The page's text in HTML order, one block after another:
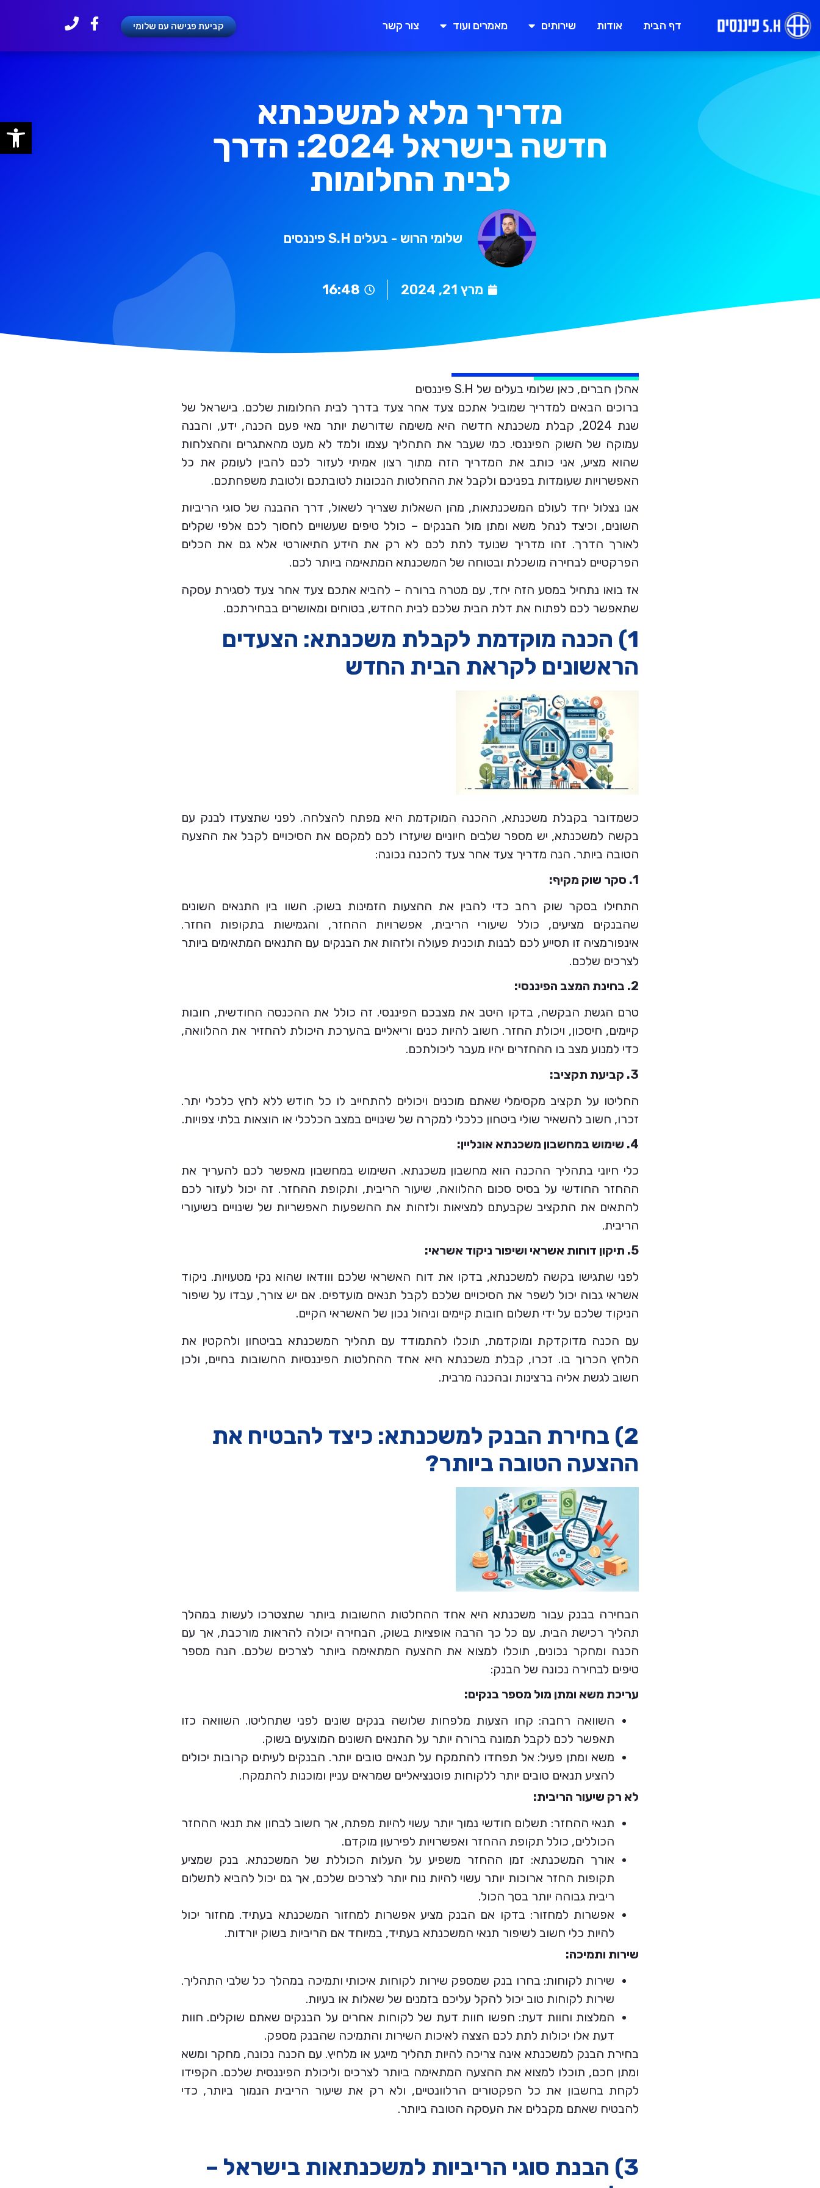
דף הבית אודות שירותים מאמרים ועוד צור קשר שלחו הודעה לשלומי דף הבית אודות שירותים מאמרים ועוד צור קשר קביעת פגישה עם שלומי
מדריך מלא למשכנתא
חדשה בישראל 2024: הדרך
לבית החלומות
שלומי הרוש - בעלים S.H פיננסים
מרץ 21, 2024 16:48
אהלן חברים, כאן שלומי בעלים של S.H פיננסים
ברוכים הבאים למדריך שמוביל אתכם צעד אחר צעד בדרך לבית החלומות שלכם. בישראל של
שנת 2024, קבלת משכנתא חדשה היא משימה שדורשת יותר מאי פעם הכנה, ידע, והבנה
עמוקה של השוק הפיננסי. כמי שעבר את התהליך עצמו ולמד לא מעט מהאתגרים וההצלחות
שהוא מציע, אני כותב את המדריך הזה מתוך רצון אמיתי לעזור לכם להבין לעומק את כל
האפשרויות שעומדות בפניכם ולקבל את ההחלטות הנכונות לטובתכם ולטובת משפחתכם.
אנו נצלול יחד לעולם המשכנתאות, מהן השאלות שצריך לשאול, דרך ההבנה של סוגי הריביות
השונים, וכיצד לנהל משא ומתן מול הבנקים – כולל טיפים שעשויים לחסוך לכם אלפי שקלים
לאורך הדרך. זהו מדריך שנועד לתת לכם לא רק את הידע התיאורטי אלא גם את הכלים
הפרקטיים לבחירה מושכלת ובטוחה של המשכנתא המתאימה ביותר לכם.
אז בואו נתחיל במסע הזה יחד, עם מטרה ברורה – להביא אתכם צעד אחר צעד לסגירת עסקה
שתאפשר לכם לפתוח את דלת הבית שלכם לבית החדש, בטוחים ומאושרים בבחירתכם.
1) הכנה מוקדמת לקבלת משכנתא: הצעדים
הראשונים לקראת הבית החדש
כשמדובר בקבלת משכנתא, ההכנה המוקדמת היא מפתח להצלחה. לפני שתצעדו לבנק עם
בקשה למשכנתא, יש מספר שלבים חיוניים שיעזרו לכם למקסם את הסיכויים לקבל את ההצעה
הטובה ביותר. הנה מדריך צעד אחר צעד להכנה נכונה:
1. סקר שוק מקיף:
התחילו בסקר שוק רחב כדי להבין את ההצעות הזמינות בשוק. השוו בין התנאים השונים
שהבנקים מציעים, כולל שיעורי הריבית, אפשרויות ההחזר, והגמישות בתקופות החזר.
אינפורמציה זו תסייע לכם לבנות תוכנית פעולה ולזהות את הבנקים עם התנאים המתאימים ביותר
לצרכים שלכם.
2. בחינת המצב הפיננסי:
טרם הגשת הבקשה, בדקו היטב את מצבכם הפיננסי. זה כולל את ההכנסה החודשית, חובות
קיימים, חיסכון, ויכולת החזר. חשוב להיות כנים וריאליים בהערכת היכולת להחזיר את ההלוואה,
כדי למנוע מצב בו ההחזרים יהיו מעבר ליכולתכם.
3. קביעת תקציב:
החליטו על תקציב מקסימלי שאתם מוכנים ויכולים להתחייב לו כל חודש ללא לחץ כלכלי יתר.
זכרו, חשוב להשאיר שולי ביטחון כלכלי למקרה של שינויים במצב הכלכלי או הוצאות בלתי צפויות.
4. שימוש במחשבון משכנתא אונליין:
כלי חיוני בתהליך ההכנה הוא מחשבון משכנתא. השימוש במחשבון מאפשר לכם להעריך את
ההחזר החודשי על בסיס סכום ההלוואה, שיעור הריבית, ותקופת ההחזר. זה יכול לעזור לכם
להתאים את התקציב שקבעתם למציאות ולזהות את ההשפעות האפשריות של שינויים בשיעורי
הריבית.
5. תיקון דוחות אשראי ושיפור ניקוד אשראי:
לפני שתגישו בקשה למשכנתא, בדקו את דוח האשראי שלכם ווודאו שהוא נקי מטעויות. ניקוד
אשראי גבוה יכול לשפר את הסיכויים שלכם לקבל תנאים מועדפים. אם יש צורך, עבדו על שיפור
הניקוד שלכם על ידי תשלום חובות קיימים וניהול נכון של האשראי הקיים.
עם הכנה מדוקדקת ומוקדמת, תוכלו להתמודד עם תהליך המשכנתא בביטחון ולהקטין את
הלחץ הכרוך בו. זכרו, קבלת משכנתא היא אחד ההחלטות הפיננסיות החשובות בחיים, ולכן
חשוב לגשת אליה ברצינות ובהכנה מרבית.
2) בחירת הבנק למשכנתא: כיצד להבטיח את
ההצעה הטובה ביותר?
הבחירה בבנק עבור משכנתא היא אחד ההחלטות החשובות ביותר שתצטרכו לעשות במהלך
תהליך רכישת הבית. עם כל כך הרבה אופציות בשוק, הבחירה יכולה להראות מורכבת, אך עם
הכנה ומחקר נכונים, תוכלו למצוא את ההצעה המתאימה ביותר לצרכים שלכם. הנה מספר
טיפים לבחירה נכונה של הבנק:
עריכת משא ומתן מול מספר בנקים:
השוואה רחבה: קחו הצעות מלפחות שלושה בנקים שונים לפני שתחליטו. השוואה כזו
תאפשר לכם לקבל תמונה ברורה יותר על התנאים השונים המוצעים בשוק.
משא ומתן פעיל: אל תפחדו להתמקח על תנאים טובים יותר. הבנקים לעיתים קרובות יכולים
להציע תנאים טובים יותר ללקוחות פוטנציאליים שמראים עניין ומוכנות להתמקח.
לא רק שיעור הריבית:
תנאי ההחזר: תשלום חודשי נמוך יותר עשוי להיות מפתה, אך חשוב לבחון את תנאי ההחזר
הכוללים, כולל תקופת ההחזר ואפשרויות לפירעון מוקדם.
אורך המשכנתא: זמן ההחזר משפיע על העלות הכוללת של המשכנתא. בנק שמציע
תקופות החזר ארוכות יותר עשוי להיות נוח יותר לצרכים שלכם, אך גם יכול להביא לתשלום
ריבית גבוהה יותר בסך הכול.
אפשרות למחזור: בדקו אם הבנק מציע אפשרות למחזור המשכנתא בעתיד. מחזור יכול
להיות כלי חשוב לשיפור תנאי המשכנתא בעתיד, במיוחד אם הריביות בשוק יורדות.
שירות ותמיכה:
שירות לקוחות: בחרו בנק שמספק שירות לקוחות איכותי ותמיכה במהלך כל שלבי התהליך.
שירות לקוחות טוב יכול להקל עליכם בזמנים של שאלות או בעיות.
המלצות וחוות דעת: חפשו חוות דעת של לקוחות אחרים על הבנקים שאתם שוקלים. חוות
דעת אלו יכולות לתת לכם הצצה לאיכות השירות והתמיכה שהבנק מספק.
בחירת הבנק למשכנתא אינה צריכה להיות תהליך מייגע או מלחיץ. עם הכנה נכונה, מחקר ומשא
ומתן חכם, תוכלו למצוא את ההצעה המתאימה ביותר לצרכים וליכולת הפיננסית שלכם. הקפידו
לקחת בחשבון את כל הפקטורים הרלוונטיים, ולא רק את שיעור הריבית הנמוך ביותר, כדי
להבטיח שאתם מקבלים את העסקה הטובה ביותר.
3) הבנת סוגי הריביות למשכנתאות בישראל –